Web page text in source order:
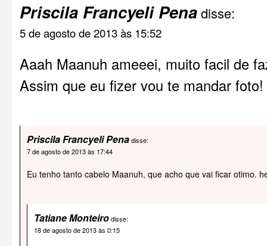
Priscila Francyeli Penadisse:
5 de agosto de 2013 às 15:52
Aaah Maanuh ameeei, muito facil de
Assim que eu fizer vou te mandar
Priscila Francyeli Penadisse:
7 de agosto de 2013 às 17:44
Eu tenho tanto cabelo Maanuh, que acho que vai ficar otimo.
Tatiane Monteirodisse:
18 de agosto de 2013 às 0:15